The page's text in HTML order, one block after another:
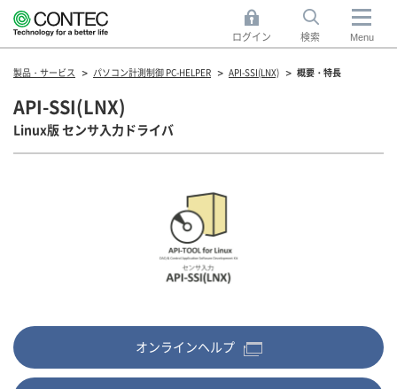
ログイン 検索 Menu
製品・サービス パソコン計測制御 PC-HELPER API-SSI(LNX) 概要・特長
API-SSI(LNX)
Linux版 センサ入力ドライバ
オンラインヘルプ